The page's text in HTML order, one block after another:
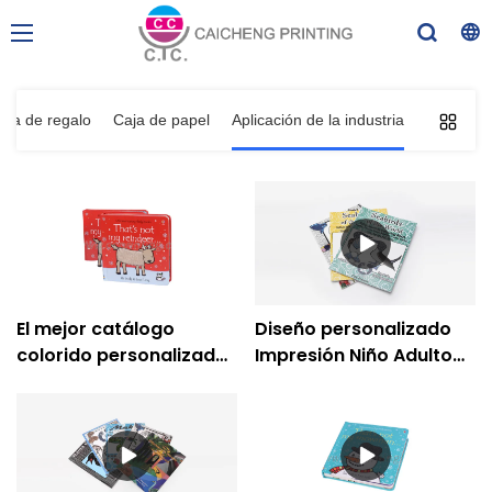
de regalo Caja de papel Aplicación de la industria
El mejor catálogo
colorido personalizado
Caicheng Printing
Diseño personalizado
Impresión Niño Adulto
cuentos en inglés
Impresión de libros -